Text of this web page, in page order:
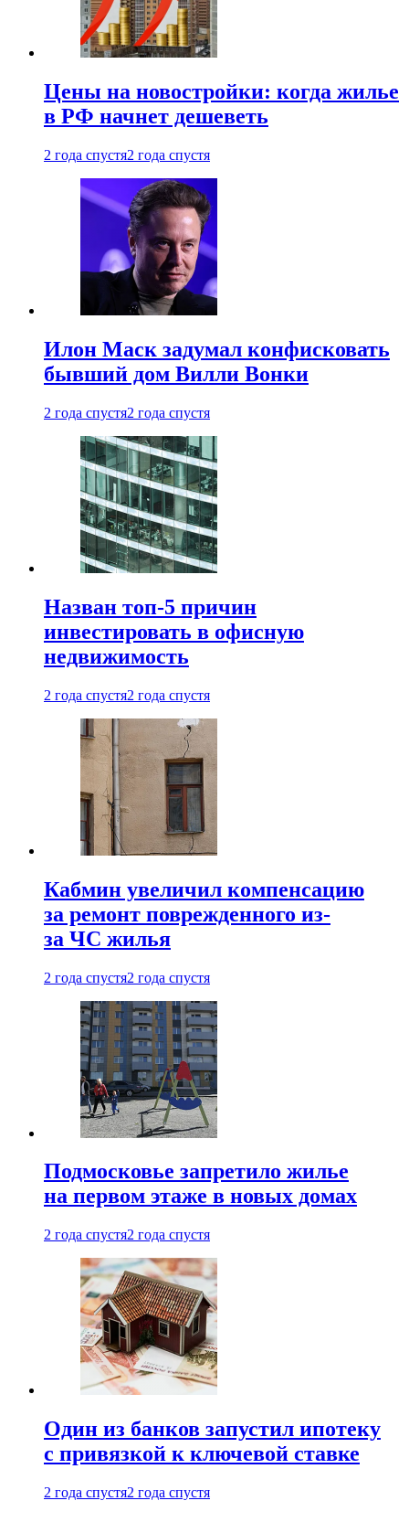
Цены на новостройки: когда жилье
в РФ начнет дешеветь
2 года спустя2 года спустя
Илон Маск задумал конфисковать
бывший дом Вилли Вонки
2 года спустя2 года спустя
Назван топ-5 причин
инвестировать в офисную
недвижимость
2 года спустя2 года спустя
Кабмин увеличил компенсацию
за ремонт поврежденного из-
за ЧС жилья
2 года спустя2 года спустя
Подмосковье запретило жилье
на первом этаже в новых домах
2 года спустя2 года спустя
Один из банков запустил ипотеку
с привязкой к ключевой ставке
2 года спустя2 года спустя